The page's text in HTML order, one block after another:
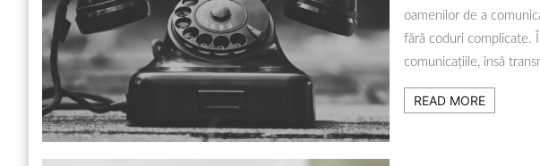
oamenilor de a
fără coduri complicate.
comunicațiile, însă
READ MORE